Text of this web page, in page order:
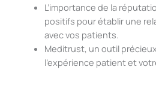
L’importance de la
positifs pour établir une
avec vos patients.
Meditrust, un outil
l’expérience patient et